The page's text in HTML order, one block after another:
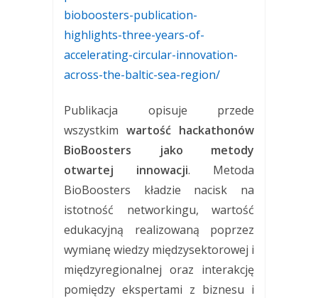
bioboosters-publication-
highlights-three-years-of-
accelerating-circular-innovation-
across-the-baltic-sea-region/
Publikacja opisuje przede
wszystkim wartość hackathonów
BioBoosters jako metody
otwartej innowacji. Metoda
BioBoosters kładzie nacisk na
istotność networkingu, wartość
edukacyjną realizowaną poprzez
wymianę wiedzy międzysektorowej i
międzyregionalnej oraz interakcję
pomiędzy ekspertami z biznesu i